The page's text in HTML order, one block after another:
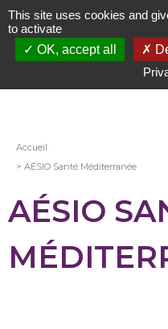
Aller
au
contenu
Fil
Accueil
AÉSIO Santé Méditerranée
AÉSIO
This site uses cookies and
to activate
OK, accept all